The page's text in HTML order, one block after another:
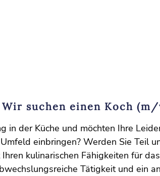
Wir suchen einen Koch
in der Küche und möchten Ihre
einbringen? Werden Sie Teil
kulinarischen Fähigkeiten für
Tätigkeit und ein